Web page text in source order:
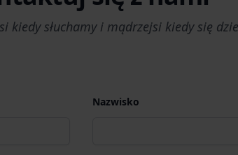
kiedy słuchamy i mądrzejsi kiedy się
Nazwisko